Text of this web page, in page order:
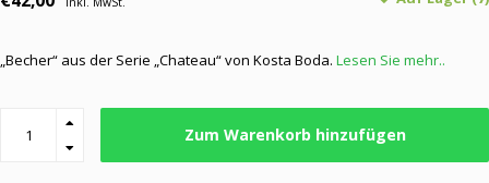
„Becher“ aus der Serie „Chateau“ von Kosta Boda. Lesen Sie mehr..
Zum Warenkorb hinzufügen